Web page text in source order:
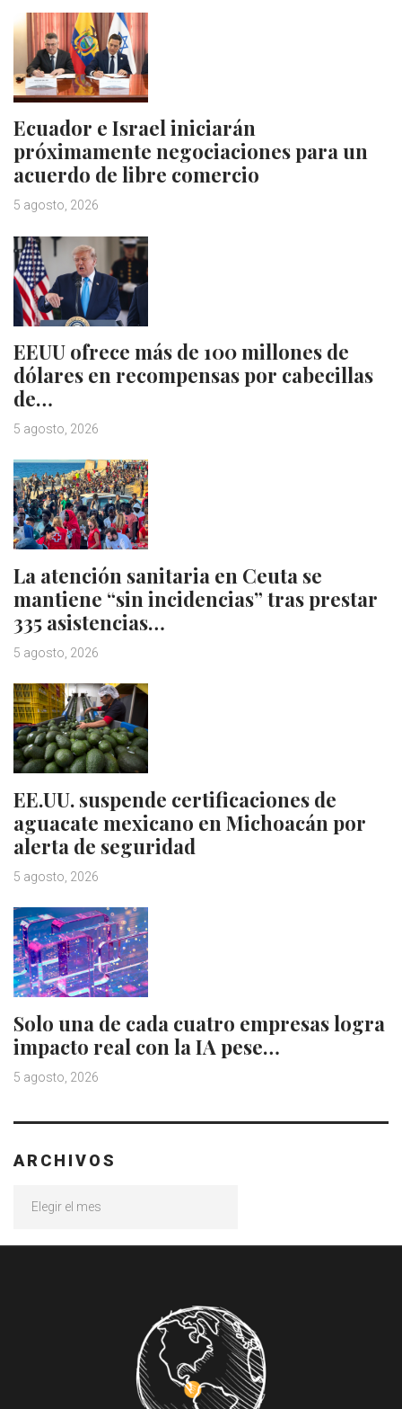
Ecuador e Israel iniciarán
próximamente negociaciones para un
acuerdo de libre comercio
5 agosto, 2026
EEUU ofrece más de 100 millones de
dólares en recompensas por cabecillas
de…
5 agosto, 2026
La atención sanitaria en Ceuta se
mantiene “sin incidencias” tras prestar
335 asistencias…
5 agosto, 2026
EE.UU. suspende certificaciones de
aguacate mexicano en Michoacán por
alerta de seguridad
5 agosto, 2026
Solo una de cada cuatro empresas logra
impacto real con la IA pese…
5 agosto, 2026
ARCHIVOS